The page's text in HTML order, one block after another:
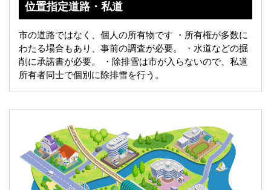
位置指定道路・私道
市の道路ではなく、個人の所有物です ・所有権が多数に
わたる場合もあり、事前の調査が必要。
・水道などの掘
削に承諾書が必要。
・除排雪は市が入らないので、私道
所有者同士で個別に除排雪を行う。